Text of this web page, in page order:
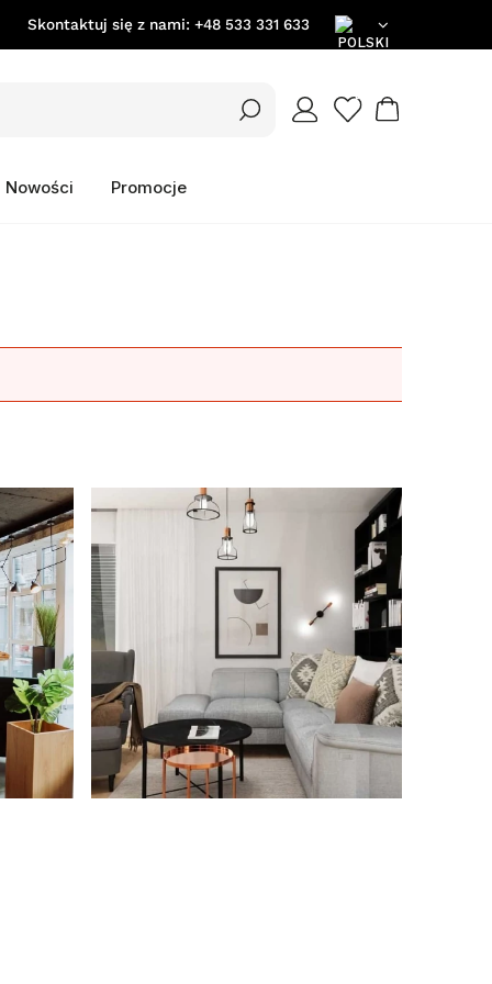
EN
PL
Skontaktuj się z nami: +48 533 331 633
Nowości Promocje